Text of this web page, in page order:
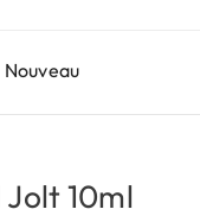
Nouveau
Jolt 10ml